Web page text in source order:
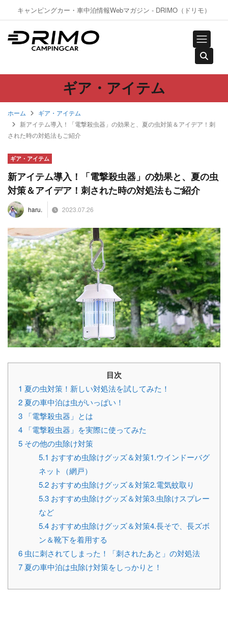
キャンピングカー・車中泊情報Webマガジン - DRIMO（ドリモ）
ギア・アイテム
ホーム
ギア・アイテム
新アイテム導入！「電撃殺虫器」の効果と、夏の虫対策＆アイデア！刺
された時の対処法もご紹介
ギア・アイテム
新アイテム導入！「電撃殺虫器」の効果と、夏の虫
対策＆アイデア！刺された時の対処法もご紹介
haru. 2023.07.26
目次
1 夏の虫対策！新しい対処法を試してみた！
2 夏の車中泊は虫がいっぱい！
3 「電撃殺虫器」とは
4 「電撃殺虫器」を実際に使ってみた
5 その他の虫除け対策
5.1 おすすめ虫除けグッズ＆対策1.ウインドーバグ
ネット（網戸）
5.2 おすすめ虫除けグッズ＆対策2.電気蚊取り
5.3 おすすめ虫除けグッズ＆対策3.虫除けスプレー
など
5.4 おすすめ虫除けグッズ＆対策4.長そで、長ズボ
ン＆靴下を着用する
6 虫に刺されてしまった！「刺されたあと」の対処法
7 夏の車中泊は虫除け対策をしっかりと！